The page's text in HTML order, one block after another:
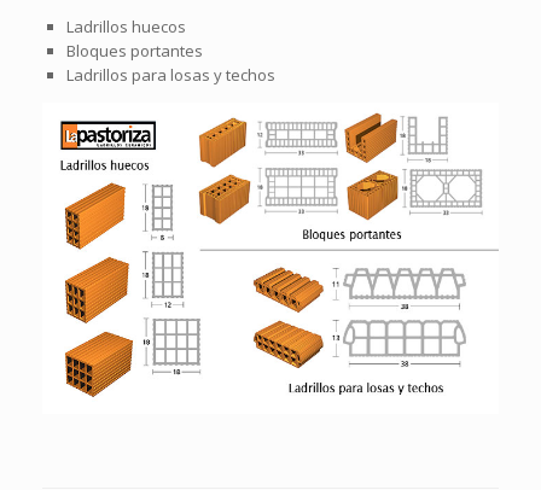
Ladrillos huecos
Bloques portantes
Ladrillos para losas y techos